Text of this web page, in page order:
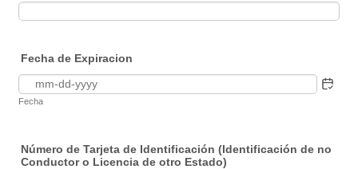
Fecha de Expiracion
Fecha
Número de Tarjeta de Identificación (Identificación de no
Conductor o Licencia de otro Estado)